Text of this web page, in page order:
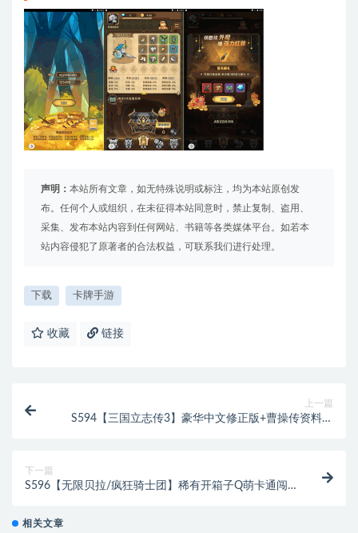
声明： 本站所有文章，如无特殊说明或标注，均为本站原创发
布。任何个人或组织，在未征得本站同意时，禁止复制、盗用、
采集、发布本站内容到任何网站、书籍等各类媒体平台。如若本
站内容侵犯了原著者的合法权益，可联系我们进行处理。
下载 卡牌手游
收藏 链接
上一篇
S594【三国立志传3】豪华中文修正版+曹操传资料片
下一篇
S596【无限贝拉/疯狂骑士团】稀有开箱子Q萌卡通闯
相关文章